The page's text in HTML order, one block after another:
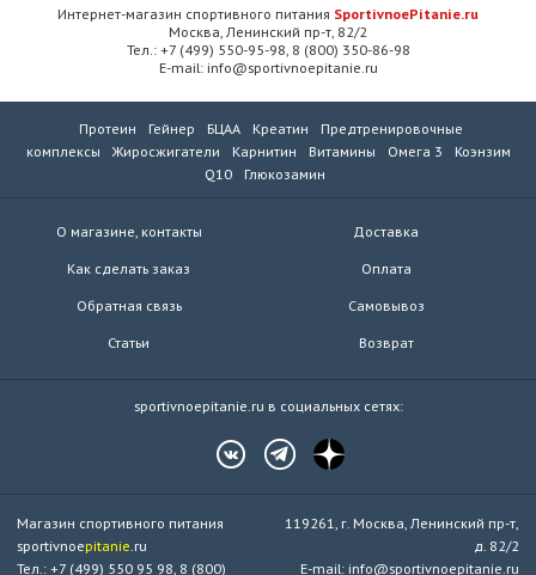
Интернет-магазин спортивного питания SportivnoePitanie.ru
Москва, Ленинский пр-т, 82/2
Тел.: +7 (499) 550-95-98, 8 (800) 350-86-98
E-mail: info@sportivnoepitanie.ru
Протеин Гейнер БЦАА Креатин
Предтренировочные
комплексы
Жиросжигатели Карнитин Витамины Омега 3
Коэнзим
Q10
Глюкозамин
О магазине, контакты
Как сделать заказ
Обратная связь
Статьи
Доставка
Оплата
Самовывоз
Возврат
sportivnoepitanie.ru в социальных сетях:
Магазин спортивного питания
sportivnoepitanie.ru
Тел.: +7 (499) 550 95 98, 8 (800)
119261, г. Москва, Ленинский пр-т,
д. 82/2
E-mail: info@sportivnoepitanie.ru